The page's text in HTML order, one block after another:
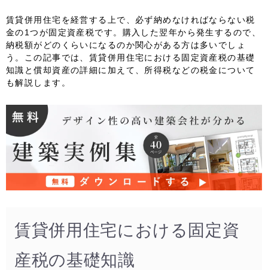
賃貸併用住宅を経営する上で、必ず納めなければならない税
金の1つが固定資産税です。購入した翌年から発生するので、
納税額がどのくらいになるのか関心がある方は多いでしょ
う。この記事では、賃貸併用住宅における固定資産税の基礎
知識と償却資産の詳細に加えて、所得税などの税金について
も解説します。
賃貸併用住宅における固定資
産税の基礎知識